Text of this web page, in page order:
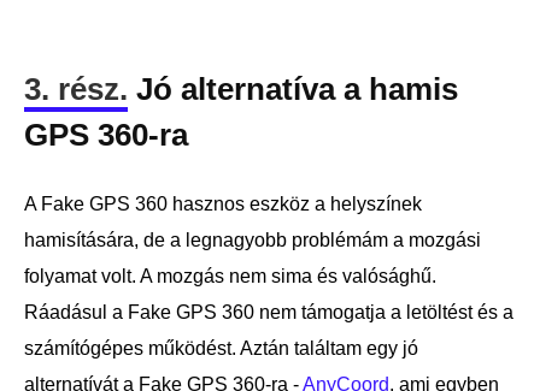
3. rész. Jó alternatíva a hamis
GPS 360-ra
A Fake GPS 360 hasznos eszköz a helyszínek
hamisítására, de a legnagyobb problémám a mozgási
folyamat volt. A mozgás nem sima és valósághű.
Ráadásul a Fake GPS 360 nem támogatja a letöltést és a
számítógépes működést. Aztán találtam egy jó
alternatívát a Fake GPS 360-ra -AnyCoord, ami egyben